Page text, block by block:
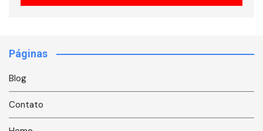
Páginas
Blog
Contato